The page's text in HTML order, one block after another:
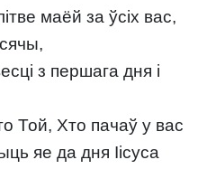
маёй за ўсіх вас,
з першага дня і
Той, Хто пачаў у вас
яе да дня Іісуса